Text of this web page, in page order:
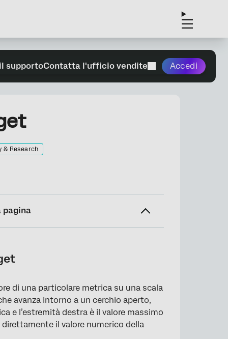
supportoContatta l'ufficio vendite Accedi
& Research
pagina
di una particolare metrica su una scala
avanza intorno a un cerchio aperto,
e l’estremità destra è il valore massimo
il valore numerico della